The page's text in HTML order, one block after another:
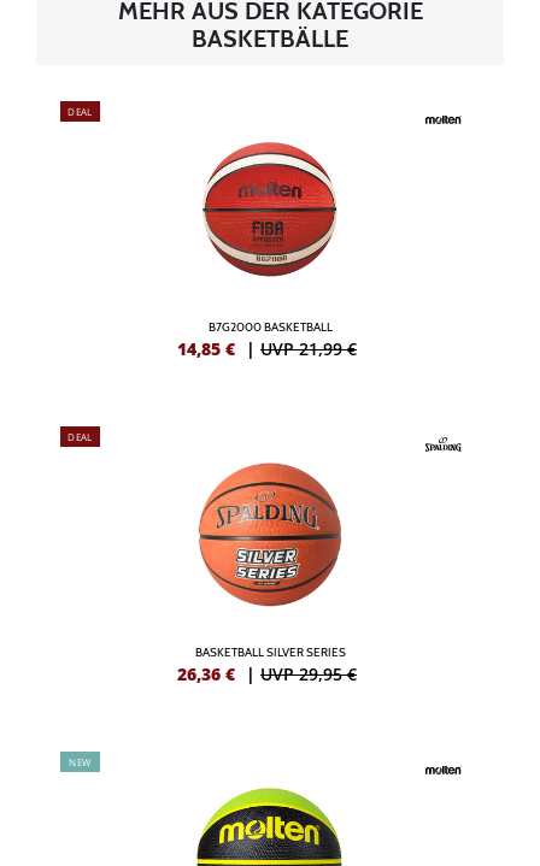
MEHR AUS DER KATEGORIE
BASKETBÄLLE
DEAL
B7G2000 BASKETBALL
14,85 € | UVP 21,99 €
DEAL
BASKETBALL SILVER SERIES
26,36 € | UVP 29,95 €
NEW